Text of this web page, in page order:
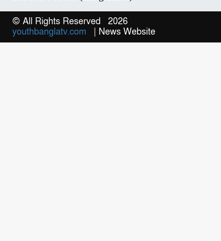
© All Rights Reserved 2026
youthbanglatv.com
| News Website